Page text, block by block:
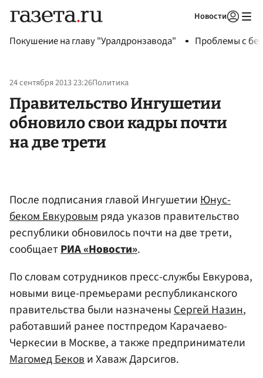
Новости
Покушение на главу "Уралдронзавода" Проблемы с
24 сентября 2013 23:26Политика
Правительство Ингушетии
обновило свои кадры почти
на две трети
После подписания главой ИнгушетииЮнус-
беком Евкуровымряда указов правительство
республики обновилось почти на две трети,
сообщаетРИА «Новости».
По словам сотрудников пресс-службы Евкурова,
новыми вице-премьерами республиканского
правительства были назначеныСергей Назин,
работавший ранее постпредом Карачаево-
Черкесии в Москве, а также предприниматели
Магомед Бекови Хаваж Дарсигов.